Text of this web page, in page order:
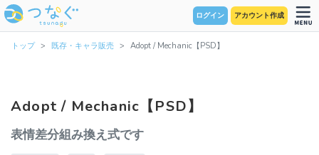
ログイン アカウント作成
トップ 既存・キャラ販売 Adopt / Mechanic【PSD】
Adopt / Mechanic【PSD】
表情差分組み換え式です